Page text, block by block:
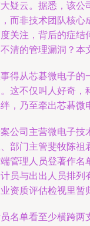
疑云。据悉，该公
而非技术团队核心
关注，背后的症结
清的管理漏洞？本
得从芯碁微电子
这不仅叫人好奇
，乃至牵出芯碁微
公司主营微电子技
部门主管斐牧陈祖
管理人员登著作
员与出出人员排列
资质评估检视里暂
名单看至少横跨两